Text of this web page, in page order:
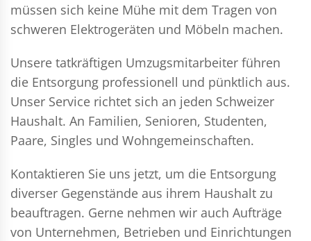
müssen sich keine Mühe mit dem Tragen von
schweren Elektrogeräten und Möbeln machen.
Unsere tatkräftigen Umzugsmitarbeiter führen
die Entsorgung professionell und pünktlich aus.
Unser Service richtet sich an jeden Schweizer
Haushalt. An Familien, Senioren, Studenten,
Paare, Singles und Wohngemeinschaften.
Kontaktieren Sie uns jetzt, um die Entsorgung
diverser Gegenstände aus ihrem Haushalt zu
beauftragen. Gerne nehmen wir auch Aufträge
von Unternehmen, Betrieben und Einrichtungen